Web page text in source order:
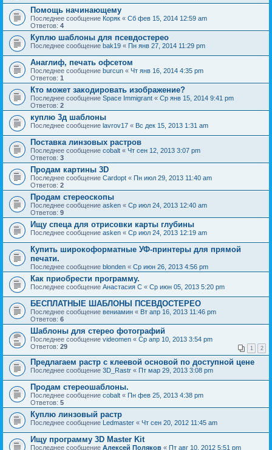
Помощь начинающему
Последнее сообщение Коряк « Сб фев 15, 2014 12:59 am
Ответов: 4
Куплю шаблоны для псевдостерео
Последнее сообщение bak19 « Пн янв 27, 2014 11:29 pm
Анаглиф, печать офсетом
Последнее сообщение burcun « Чт янв 16, 2014 4:35 pm
Ответов: 1
Кто может закодировать изображение?
Последнее сообщение Space Immigrant « Ср янв 15, 2014 9:41 pm
Ответов: 2
куплю 3д шаблоны
Последнее сообщение lavrov17 « Вс дек 15, 2013 1:31 am
Поставка линзовых растров
Последнее сообщение cobalt « Чт сен 12, 2013 3:07 pm
Ответов: 3
Продам картины 3D
Последнее сообщение Cardopt « Пн июл 29, 2013 11:40 am
Ответов: 2
Продам стереоскопы
Последнее сообщение asken « Ср июл 24, 2013 12:40 am
Ответов: 9
Ищу спеца для отрисовки карты глубины
Последнее сообщение asken « Ср июл 24, 2013 12:19 am
Купить широкоформатные УФ-принтеры для прямой
печати.
Последнее сообщение blonden « Ср июн 26, 2013 4:56 pm
Как приобрести программу.
Последнее сообщение Анастасия С « Ср июн 05, 2013 5:20 pm
БЕСПЛАТНЫЕ ШАБЛОНЫ ПСЕВДОСТЕРЕО
Последнее сообщение вениамин « Вт апр 16, 2013 11:46 pm
Ответов: 6
Шаблоны для стерео фотографий
Последнее сообщение videomen « Ср апр 10, 2013 3:54 pm
Ответов: 29 1 2
Предлагаем растр с клеевой основой по доступной цене
Последнее сообщение 3D_Rastr « Пт мар 29, 2013 3:08 pm
Продам стереошаблоны.
Последнее сообщение cobalt « Пн фев 25, 2013 4:38 pm
Ответов: 5
Куплю линзовый растр
Последнее сообщение Ledmaster « Чт сен 20, 2012 11:45 am
Ищу программу 3D Master Kit
Последнее сообщение Алексей Поляков « Пт авг 10, 2012 5:51 pm